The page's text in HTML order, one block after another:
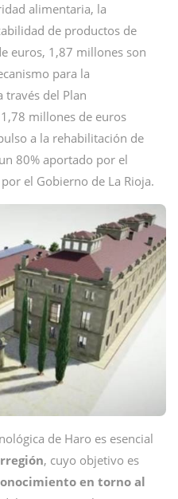
alimentaria, la
de productos de
euros, 1,87 millones son
para la
través del Plan
millones de euros
a la rehabilitación de
80% aportado por el
el Gobierno de La Rioja.
de Haro es esencial
, cuyo objetivo es
en torno al